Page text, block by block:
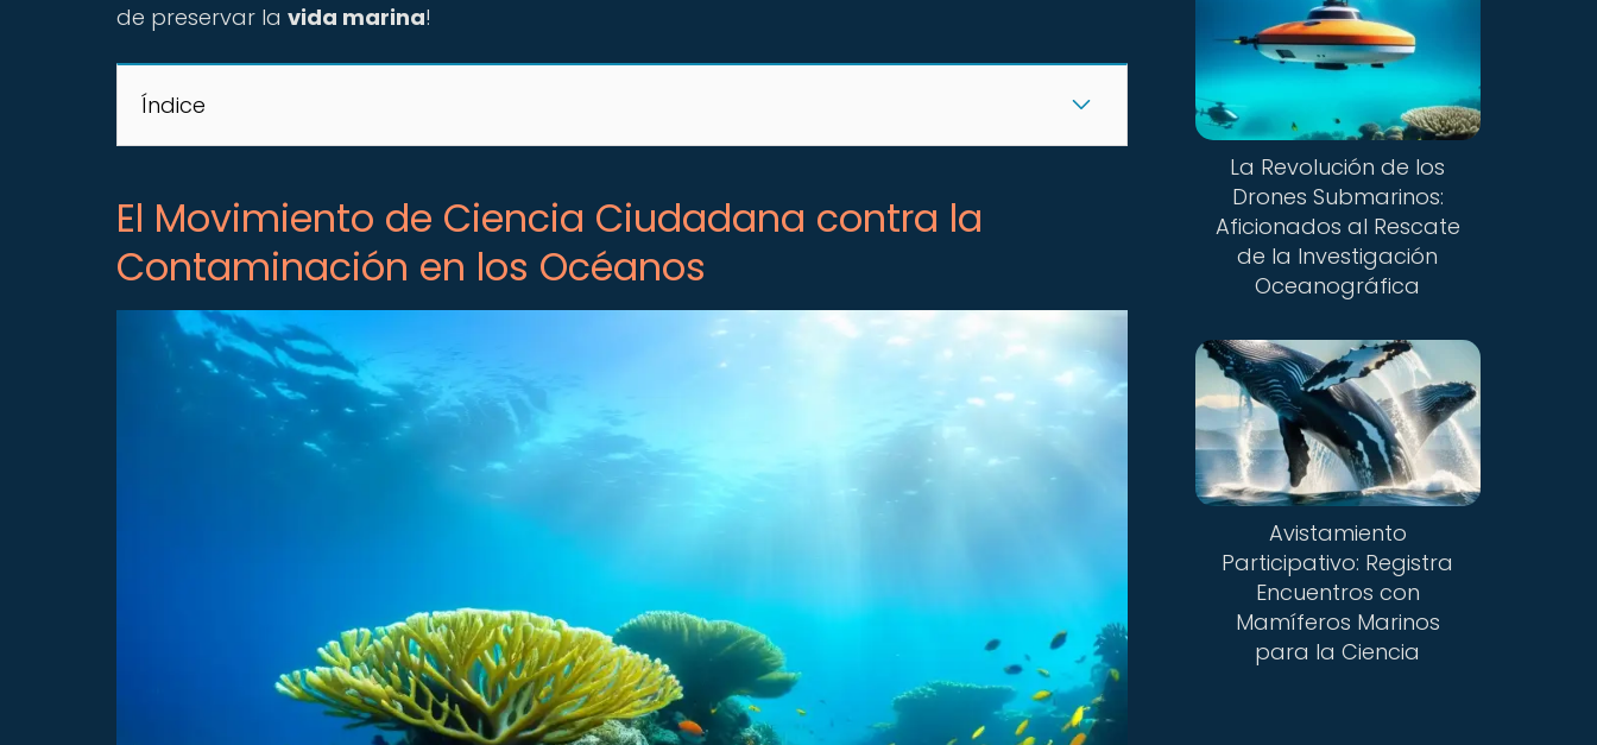
de preservar la vida marina!
Índice
El Movimiento de Ciencia Ciudadana contra la
Contaminación en los Océanos
La Revolución de los
Drones Submarinos:
Aficionados al Rescate
de la Investigación
Oceanográfica
Avistamiento
Participativo: Registra
Encuentros con
Mamíferos Marinos
para la Ciencia